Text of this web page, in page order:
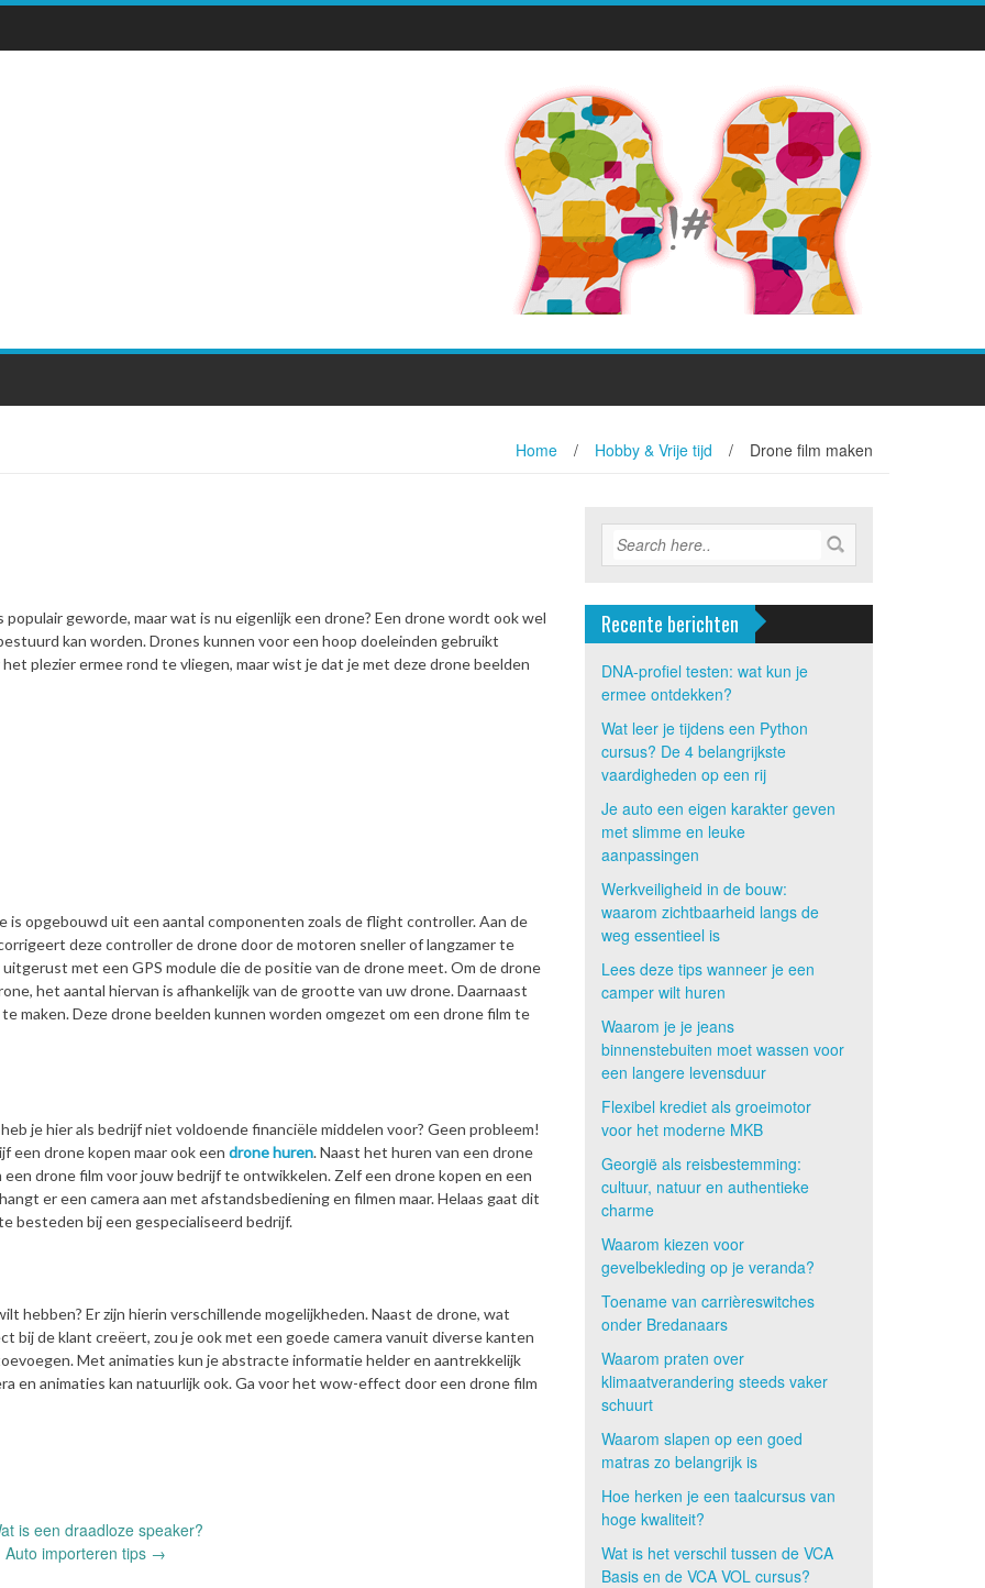
Home / Hobby & Vrije tijd / Drone film maken
geworde, maar wat is nu eigenlijk een drone? Een drone wordt ook wel
kan worden.Drones kunnen voor een hoop doeleinden gebruikt
plezier ermee rond te vliegen, maar wist je dat je met deze drone beelden
is opgebouwd uit een aantal componenten zoals de flight controller. Aan de
deze controller de drone door de motoren sneller of langzamer te
met een GPS module die de positie van de drone meet. Om de drone
het aantal hiervan is afhankelijk van de grootte van uw drone. Daarnaast
maken. Deze drone beelden kunnen worden omgezet om een drone film te
je hier als bedrijf niet voldoende financiële middelen voor? Geen probleem!
een drone kopen maar ook een drone huren. Naast het huren van een drone
drone film voor jouw bedrijf te ontwikkelen. Zelf een drone kopen en een
er een camera aan met afstandsbediening en filmen maar. Helaas gaat dit
besteden bij een gespecialiseerd bedrijf.
hebben? Er zijn hierin verschillende mogelijkheden. Naast de drone, wat
de klant creëert, zou je ook met een goede camera vanuit diverse kanten
Met animaties kun je abstracte informatie helder en aantrekkelijk
en animaties kan natuurlijk ook. Ga voor het wow-effect door een drone film
is een draadloze speaker?
Auto importeren tips →
Recente berichten
DNA-profiel testen: wat kun je
ermee ontdekken?
Wat leer je tijdens een Python
cursus? De 4 belangrijkste
vaardigheden op een rij
Je auto een eigen karakter geven
met slimme en leuke
aanpassingen
Werkveiligheid in de bouw:
waarom zichtbaarheid langs de
weg essentieel is
Lees deze tips wanneer je een
camper wilt huren
Waarom je je jeans
binnenstebuiten moet wassen voor
een langere levensduur
Flexibel krediet als groeimotor
voor het moderne MKB
Georgië als reisbestemming:
cultuur, natuur en authentieke
charme
Waarom kiezen voor
gevelbekleding op je veranda?
Toename van carrièreswitches
onder Bredanaars
Waarom praten over
klimaatverandering steeds vaker
schuurt
Waarom slapen op een goed
matras zo belangrijk is
Hoe herken je een taalcursus van
hoge kwaliteit?
Wat is het verschil tussen de VCA
Basis en de VCA VOL cursus?